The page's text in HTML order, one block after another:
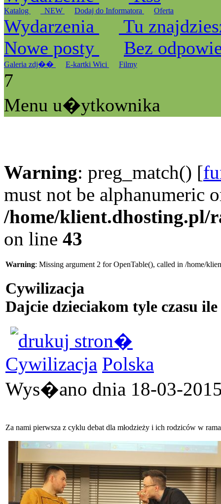
Katalog _NEW Dodaj do Informatora Oferta
Wydarzenia
Tu
Nowe posty
Bez
Galeria zdj�� E-kartki Wici Filmy
7
Menu u�ytkownika
Warning: preg_match() [
must not be alphanumeric
/home/klient.dhosting.pl/
on line 43
Warning: Missing argument 2 for OpenTable(), called in /home/
Cywilizacja
Dajcie dzieciakom tyle czasu ile
Cywilizacja Polska
Wys�ano dnia 18-03-
Za nami pierwsza z cyklu debat dla młodzieży i ich rodziców w